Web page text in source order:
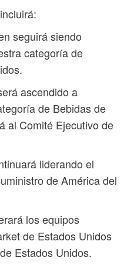
seguirá siendo
categoría de
ascendido a
de Bebidas de
al Comité Ejecutivo de
liderando el
de América del
los equipos
de Estados Unidos
Estados Unidos.